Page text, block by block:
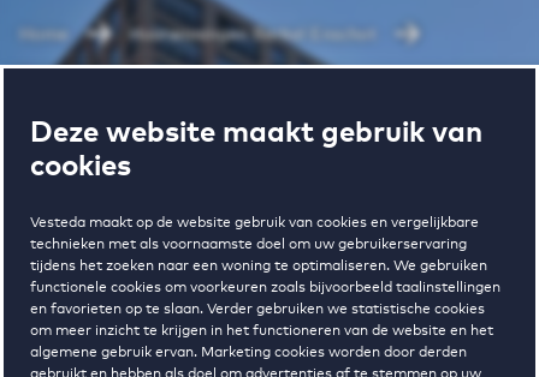
Deze website maakt gebruik van
cookies
Vesteda maakt op de website gebruik van cookies en vergelijkbare
technieken met als voornaamste doel om uw gebruikerservaring
tijdens het zoeken naar een woning te optimaliseren. We gebruiken
functionele cookies om voorkeuren zoals bijvoorbeeld taalinstellingen
en favorieten op te slaan. Verder gebruiken we statistische cookies
om meer inzicht te krijgen in het functioneren van de website en het
algemene gebruik ervan. Marketing cookies worden door derden
Home Huurwoningen Berkel Enschot
Wonen in
HollandCarré